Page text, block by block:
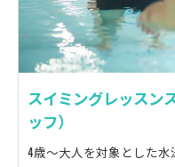
スイミングレッスン
ッフ）